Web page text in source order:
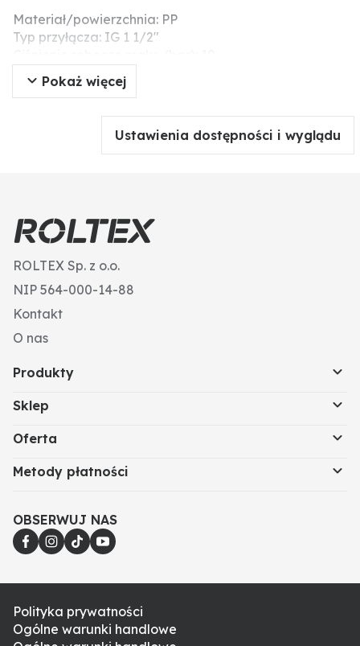
Materiał/powierzchnia: PP
Typ przyłącza: IG 1 1/2"
Wersja: 2-Wege
Ciśnienie (bar): 10
Pokaż więcej
Ustawienia dostępności i wyglądu
ROLTEX Sp. z o.o.
NIP 564-000-14-88
Kontakt
O nas
Produkty
Sklep
Oferta
Metody płatności
OBSERWUJ NAS
Polityka prywatności
Ogólne warunki handlowe